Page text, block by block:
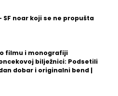
SF noar koji se ne propušta
filmu i monografiji
bilježnici: Podsetili
dobar i originalni bend |